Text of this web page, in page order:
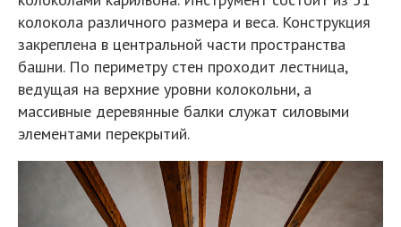
колокола различного размера и веса. Конструкция
закреплена в центральной части пространства
башни. По периметру стен проходит лестница,
ведущая на верхние уровни колокольни, а
массивные деревянные балки служат силовыми
элементами перекрытий.